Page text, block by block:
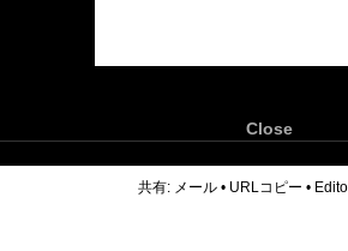
Close
共有: メール • URLコピー •